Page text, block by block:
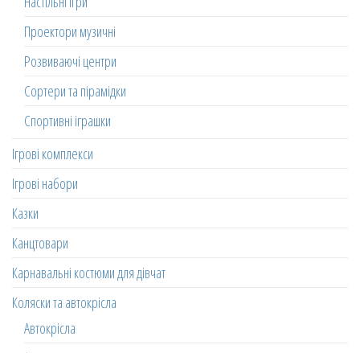
Проектори музичні
Розвиваючі центри
Сортери та пірамідки
Спортивні іграшки
Ігрові комплекси
Ігрові набори
Казки
Канцтовари
Карнавальні костюми для дівчат
Коляски та автокрісла
Автокрісла